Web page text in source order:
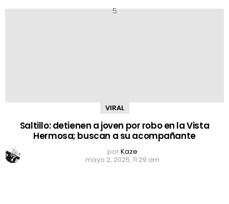
VIRAL
Saltillo: detienen a joven por robo en la Vista
Hermosa; buscan a su acompañante
porKaze
mayo 2, 2025, 11:29 am